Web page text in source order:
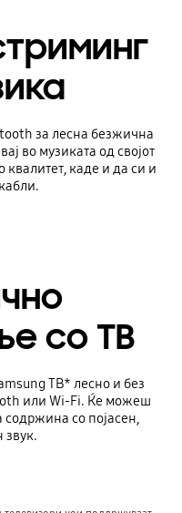
за лесна безжична
во музиката од својот
каде и да си и
со ТВ
ТВ* лесно и без
или Wi-Fi. Ќе можеш
со појасен,
звук.